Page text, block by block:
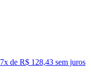
7x de R$ 128,43 sem juros